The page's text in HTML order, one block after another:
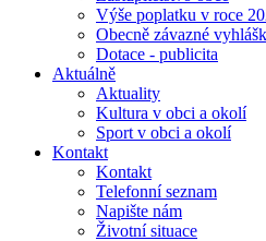
Výše poplatku v roce
Obecně závazné
Dotace - publicita
Aktuálně
Aktuality
Kultura v obci a okolí
Sport v obci a okolí
Kontakt
Kontakt
Telefonní seznam
Napište nám
Životní situace